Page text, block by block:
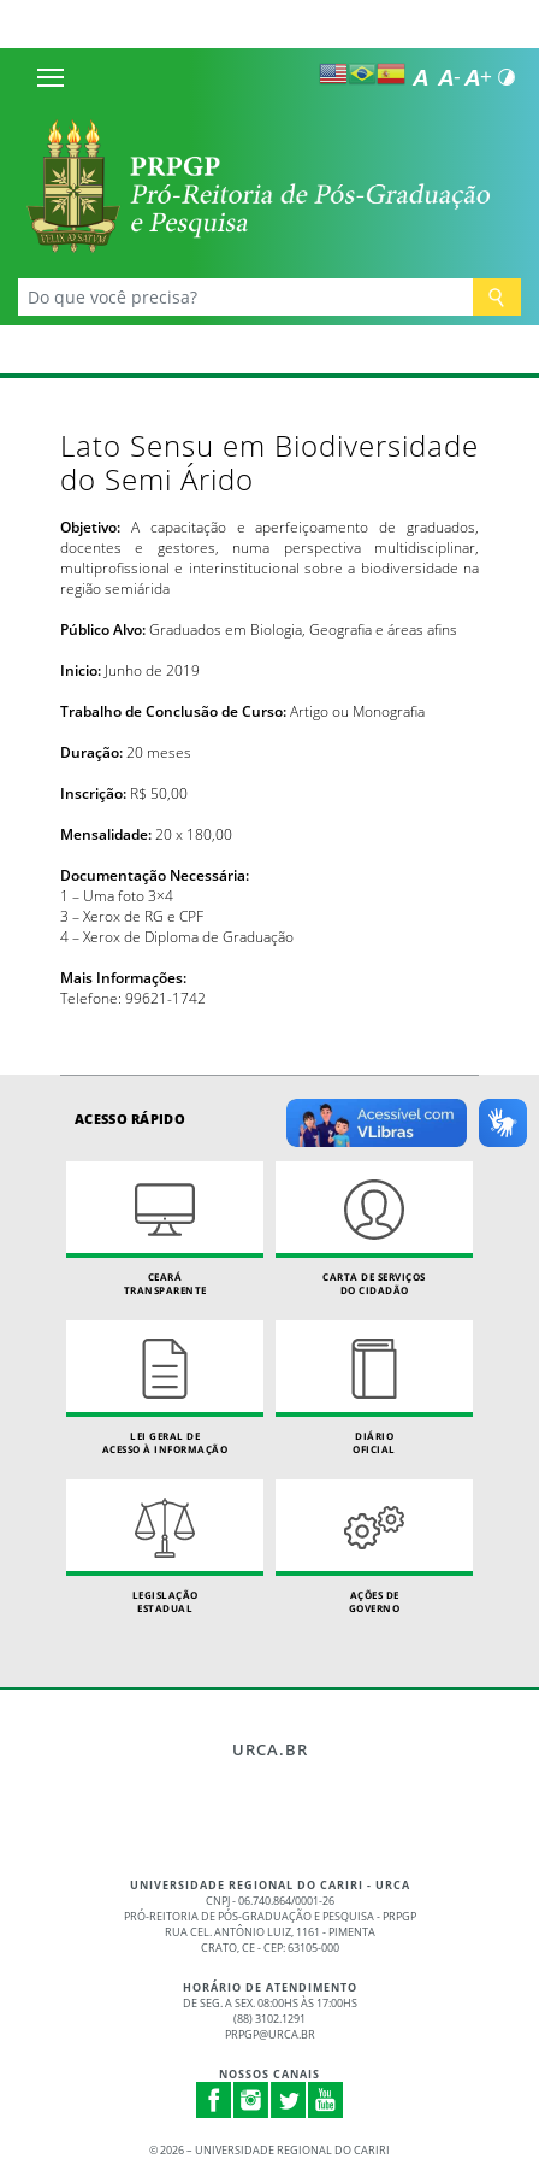
Lato Sensu em Biodiversidade
do Semi Árido
Objetivo: A capacitação e aperfeiçoamento de graduados,
docentes e gestores, numa perspectiva multidisciplinar,
multiprofissional e interinstitucional sobre a biodiversidade na
região semiárida
Público Alvo:Graduados em Biologia, Geografia e áreas afins
Inicio: Junho de 2019
Trabalho de Conclusão de Curso:Artigo ou Monografia
Duração:20 meses
Inscrição: R$ 50,00
Mensalidade:20 x 180,00
Documentação Necessária:
1 – Uma foto 3×4
3 – Xerox de RG e CPF
4 – Xerox de Diploma de Graduação
Mais Informações:
Telefone: 99621-1742
ACESSO RÁPIDO
CEARÁ
TRANSPARENTE
CARTA DE SERVIÇOS
DO CIDADÃO
LEI GERAL DE
ACESSO À INFORMAÇÃO
DIÁRIO
OFICIAL
LEGISLAÇÃO
ESTADUAL
AÇÕES DE
GOVERNO
URCA.BR
UNIVERSIDADE REGIONAL DO CARIRI - URCA
CNPJ - 06.740.864/0001-26
PRÓ-REITORIA DE PÓS-GRADUAÇÃO E PESQUISA - PRPGP
RUA CEL. ANTÔNIO LUIZ, 1161 - PIMENTA
CRATO, CE - CEP: 63105-000
HORÁRIO DE ATENDIMENTO
DE SEG. A SEX. 08:00HS ÀS 17:00HS
(88) 3102.1291
PRPGP@URCA.BR
NOSSOS CANAIS
©2026 – UNIVERSIDADE REGIONAL DO CARIRI